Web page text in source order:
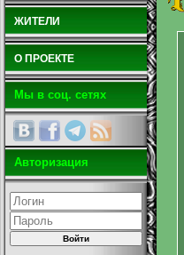
ЖИТЕЛИ
О ПРОЕКТЕ
Мы в соц. сетях
Авторизация